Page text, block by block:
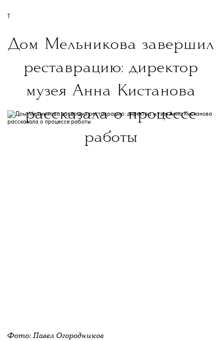
T
Дом Мельникова завершил
реставрацию: директор
музея Анна Кистанова
рассказала о процессе
работы
Фото: Павел Огородников